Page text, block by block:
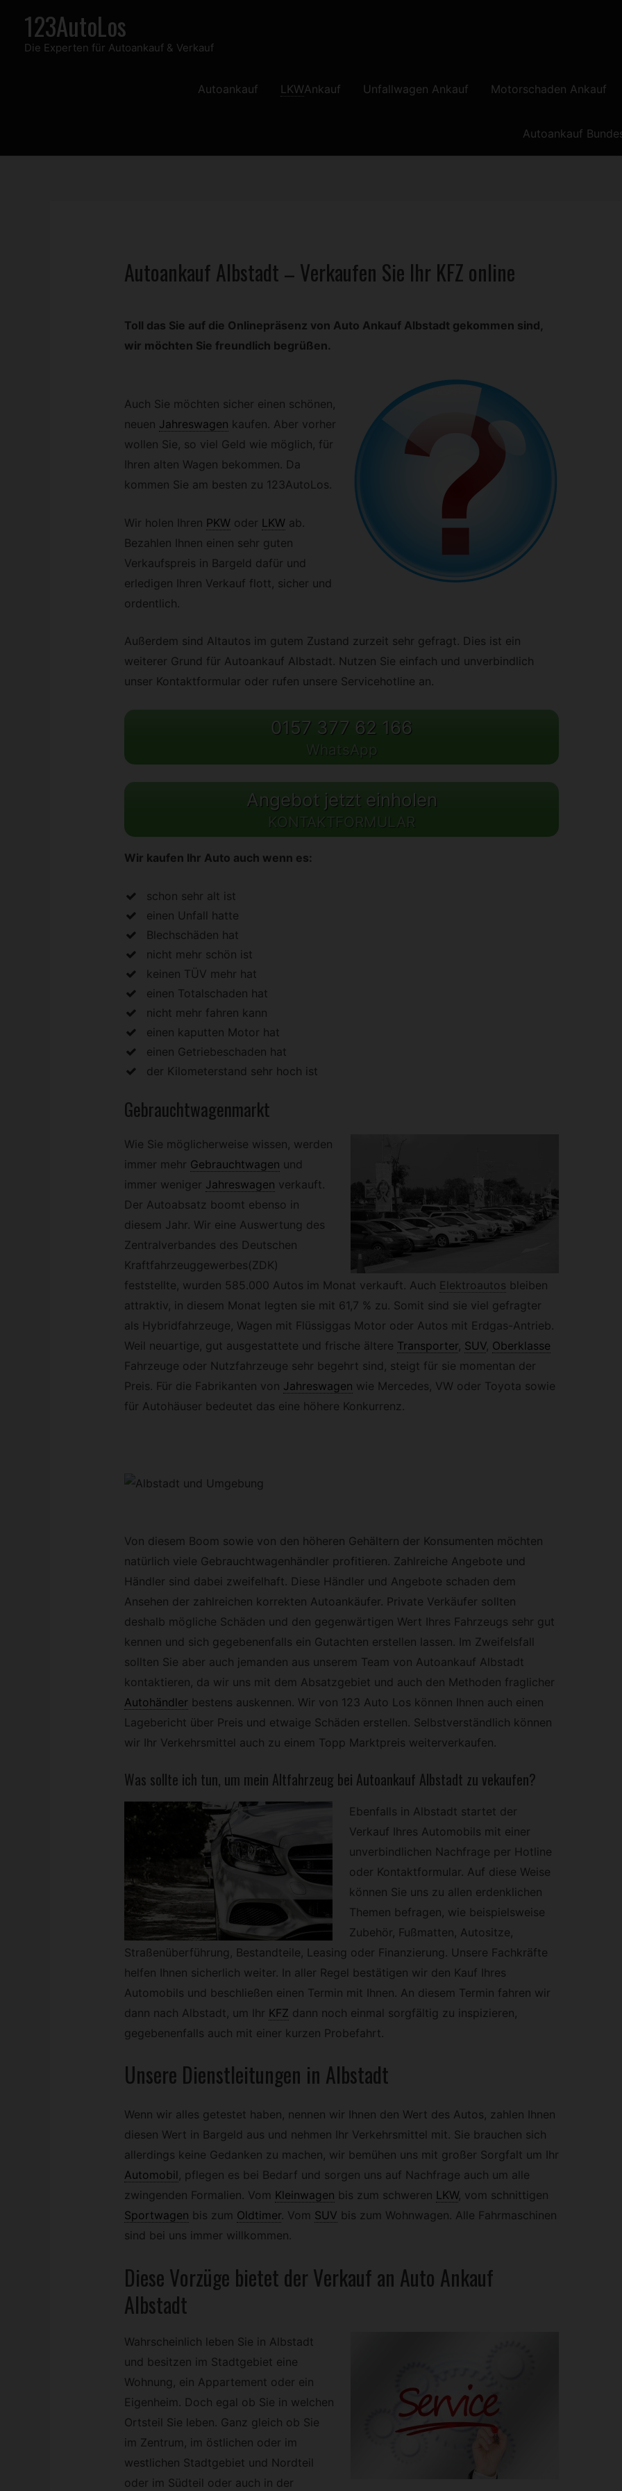
springen
123AutoLos
Die Experten für Autoankauf & Verkauf
Autoankauf LKWAnkauf Unfallwagen Ankauf Motorschaden Ankauf
Autoankauf
Autoankauf Albstadt – Verkaufen Sie Ihr KFZ online
Toll das Sie auf die Onlinepräsenz von Auto Ankauf Albstadt gekommen sind,
wir möchten Sie freundlich begrüßen.
Auch Sie möchten sicher einen schönen,
neuen Jahreswagen kaufen. Aber vorher
wollen Sie, so viel Geld wie möglich, für
Ihren alten Wagen bekommen. Da
kommen Sie am besten zu 123AutoLos.
Wir holen Ihren PKW oder LKW ab.
Bezahlen Ihnen einen sehr guten
Verkaufspreis in Bargeld dafür und
erledigen Ihren Verkauf flott, sicher und
ordentlich.
Außerdem sind Altautos im gutem Zustand zurzeit sehr gefragt. Dies ist ein
weiterer Grund für Autoankauf Albstadt. Nutzen Sie einfach und unverbindlich
unser Kontaktformular oder rufen unsere Servicehotline an.
0157 377 62 166
WhatsApp
Angebot jetzt einholen
KONTAKTFORMULAR
Wir kaufen Ihr Auto auch wenn es:
schon sehr alt ist
einen Unfall hatte
Blechschäden hat
nicht mehr schön ist
keinen TÜV mehr hat
einen Totalschaden hat
nicht mehr fahren kann
einen kaputten Motor hat
einen Getriebeschaden hat
der Kilometerstand sehr hoch ist
Gebrauchtwagenmarkt
Wie Sie möglicherweise wissen, werden
immer mehr Gebrauchtwagen und
immer weniger Jahreswagen verkauft.
Der Autoabsatz boomt ebenso in
diesem Jahr. Wir eine Auswertung des
Zentralverbandes des Deutschen
Kraftfahrzeuggewerbes(ZDK)
feststellte, wurden 585.000 Autos im Monat verkauft. Auch Elektroautos bleiben
attraktiv, in diesem Monat legten sie mit 61,7 % zu. Somit sind sie viel gefragter
als Hybridfahrzeuge, Wagen mit Flüssiggas Motor oder Autos mit Erdgas-Antrieb.
Weil neuartige, gut ausgestattete und frische ältere Transporter, SUV, Oberklasse
Fahrzeuge oder Nutzfahrzeuge sehr begehrt sind, steigt für sie momentan der
Preis. Für die Fabrikanten von Jahreswagen wie Mercedes, VW oder Toyota sowie
für Autohäuser bedeutet das eine höhere Konkurrenz.
Von diesem Boom sowie von den höheren Gehältern der Konsumenten möchten
natürlich viele Gebrauchtwagenhändler profitieren. Zahlreiche Angebote und
Händler sind dabei zweifelhaft. Diese Händler und Angebote schaden dem
Ansehen der zahlreichen korrekten Autoankäufer. Private Verkäufer sollten
deshalb mögliche Schäden und den gegenwärtigen Wert Ihres Fahrzeugs sehr gut
kennen und sich gegebenenfalls ein Gutachten erstellen lassen. Im Zweifelsfall
sollten Sie aber auch jemanden aus unserem Team von Autoankauf Albstadt
kontaktieren, da wir uns mit dem Absatzgebiet und auch den Methoden fraglicher
Autohändler bestens auskennen. Wir von 123 Auto Los können Ihnen auch einen
Lagebericht über Preis und etwaige Schäden erstellen. Selbstverständlich können
wir Ihr Verkehrsmittel auch zu einem Topp Marktpreis weiterverkaufen.
Was sollte ich tun, um mein Altfahrzeug bei Autoankauf Albstadt zu vekaufen?
Ebenfalls in Albstadt startet der
Verkauf Ihres Automobils mit einer
unverbindlichen Nachfrage per Hotline
oder Kontaktformular. Auf diese Weise
können Sie uns zu allen erdenklichen
Themen befragen, wie beispielsweise
Zubehör, Fußmatten, Autositze,
Straßenüberführung, Bestandteile, Leasing oder Finanzierung. Unsere Fachkräfte
helfen Ihnen sicherlich weiter. In aller Regel bestätigen wir den Kauf Ihres
Automobils und beschließen einen Termin mit Ihnen. An diesem Termin fahren wir
dann nach Albstadt, um Ihr KFZ dann noch einmal sorgfältig zu inspizieren,
gegebenenfalls auch mit einer kurzen Probefahrt.
Unsere Dienstleitungen in Albstadt
Wenn wir alles getestet haben, nennen wir Ihnen den Wert des Autos, zahlen Ihnen
diesen Wert in Bargeld aus und nehmen Ihr Verkehrsmittel mit. Sie brauchen sich
allerdings keine Gedanken zu machen, wir bemühen uns mit großer Sorgfalt um Ihr
Automobil , pflegen es bei Bedarf und sorgen uns auf Nachfrage auch um alle
zwingenden Formalien. Vom Kleinwagen bis zum schweren LKW, vom schnittigen
Sportwagen bis zum Oldtimer. Vom SUV bis zum Wohnwagen. Alle Fahrmaschinen
sind bei uns immer willkommen.
Diese Vorzüge bietet der Verkauf an Auto Ankauf
Albstadt
Wahrscheinlich leben Sie in Albstadt
und besitzen im Stadtgebiet eine
Wohnung, ein Appartement oder ein
Eigenheim. Doch egal ob Sie in welchen
Ortsteil Sie leben. Ganz gleich ob Sie
im Zentrum, im östlichen oder im
westlichen Stadtgebiet und Nordteil
oder im Südteil oder auch in der